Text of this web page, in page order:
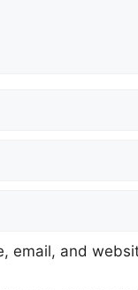
email, and